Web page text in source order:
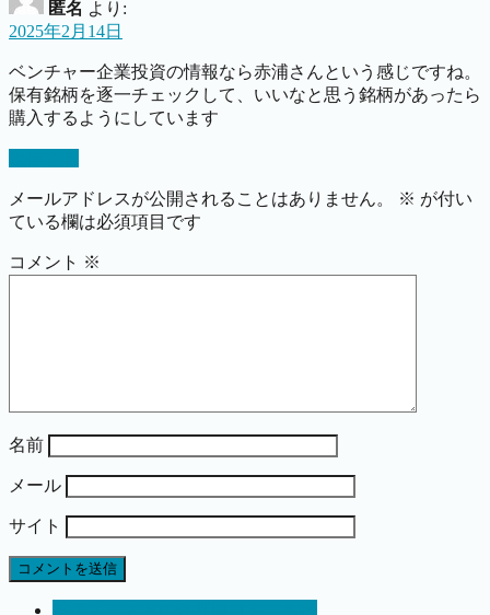
匿名 より:
2025年2月14日
ベンチャー企業投資の情報なら赤浦さんという感じですね。
保有銘柄を逐一チェックして、いいなと思う銘柄があったら
購入するようにしています
メールアドレスが公開されることはありません。 ※ が付い
ている欄は必須項目です
コメント ※
名前
メール
サイト